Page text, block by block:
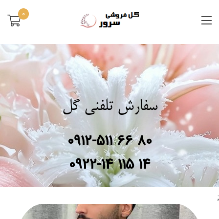
0
سفارش تلفنی گل
0912-511 66 80
0922-14 115 14
;